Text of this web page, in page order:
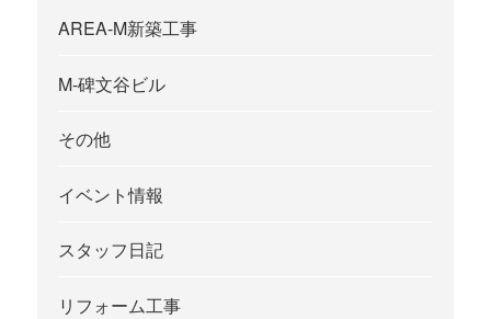
AREA-M新築工事
M-碑文谷ビル
その他
イベント情報
スタッフ日記
リフォーム工事